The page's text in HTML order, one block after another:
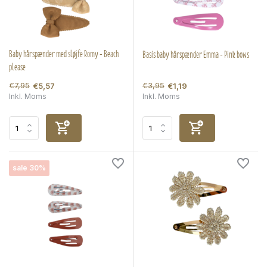
Baby hårspænder med sløjfe Romy - Beach
please
€7,95 €5,57
Inkl. Moms
Basis baby hårspænder Emma - Pink bows
€3,95 €1,19
Inkl. Moms
sale 30%